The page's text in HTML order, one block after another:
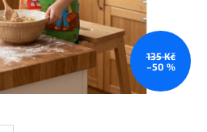
135 Kč
–50 %